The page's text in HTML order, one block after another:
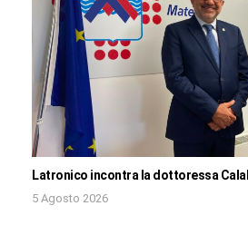
Latronico incontra la dottoressa
5 Agosto 2026